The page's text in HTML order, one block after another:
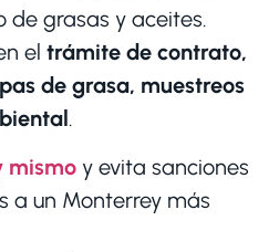
de grasas y aceites.
el trámite de contrato,
de grasa, muestreos
.
mismoy evita sanciones
a un Monterrey más